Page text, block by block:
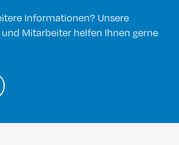
Informationen? Unsere
Mitarbeiter helfen Ihnen gerne